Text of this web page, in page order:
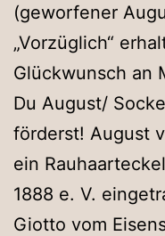
(geworfener
„Vorzüglich“
Glückwunsch an
Du August/
förderst! August
ein
1888 e. V.
Giotto vom